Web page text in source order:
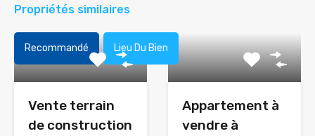
Propriétés similaires
Recommandé Lieu Du Bien
Vente terrain
de construction
Appartement à
vendre à